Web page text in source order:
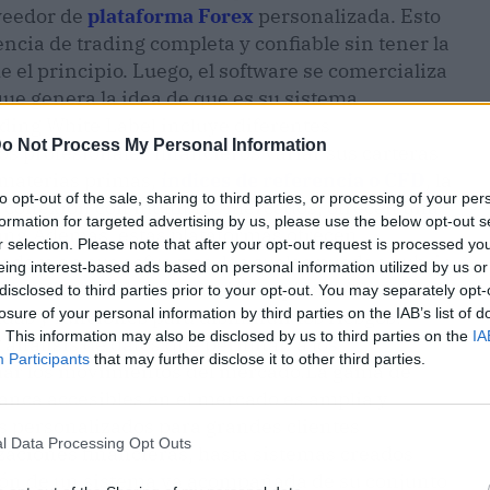
Not Process My Personal Information
opt-out of the sale, sharing to third parties, or processing of your
for targeted advertising by us, please use the below opt-out
selection. Please note that after your opt-out request is processed
interest-based ads based on personal information utilized by us
to third parties prior to your opt-out. You may separately
of your personal information by third parties on the IAB’s list of
This information may also be disclosed by us to third parties on the
Participants that may further disclose it to other third parties.
Data Processing Opt Outs
de plataforma Forex personalizada. Esto
de trading completa y confiable sin tener la
el principio. Luego, el software se comercializa
genera la idea de que es su sistema
White Label incluye diferentes
profesionales financieros variar sus carteras
primas,
con múltiples mercados, ofrecen una
Además, estas plataformas ofrecen
en sus esfuerzos, las cuales pueden cubrir
de transacción rápidas. Además,
y funciones para disminuir los riesgos.
de datos que permitan a los
los movimientos del mercado.La gama de
accesibles en el mercado es amplia y
para grandes clientes
financieras, hasta sistemas creados
de un sistema va acompañada de su conjunto